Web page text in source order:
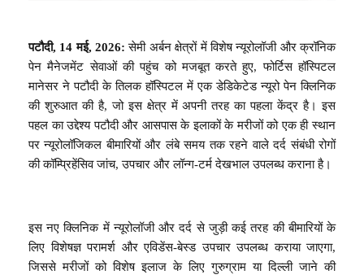
पटौदी, 14 मई, 2026: सेमी अर्बन क्षेत्रों में विशेष न्यूरोलॉजी और क्रॉनिक
पेन मैनेजमेंट सेवाओं की पहुंच को मजबूत करते हुए, फोर्टिस हॉस्पिटल
मानेसर ने पटौदी के तिलक हॉस्पिटल में एक डेडिकेटेड न्यूरो पेन क्लिनिक
की शुरुआत की है, जो इस क्षेत्र में अपनी तरह का पहला केंद्र है। इस
पहल का उद्देश्य पटौदी और आसपास के इलाकों के मरीजों को एक ही स्थान
पर न्यूरोलॉजिकल बीमारियों और लंबे समय तक रहने वाले दर्द संबंधी रोगों
की कॉम्प्रिहेंसिव जांच, उपचार और लॉन्ग-टर्म देखभाल उपलब्ध कराना है।
इस नए क्लिनिक में न्यूरोलॉजी और दर्द से जुड़ी कई तरह की बीमारियों के
लिए विशेषज्ञ परामर्श और एविडेंस-बेस्ड उपचार उपलब्ध कराया जाएगा,
जिससे मरीजों को विशेष इलाज के लिए गुरुग्राम या दिल्ली जाने की